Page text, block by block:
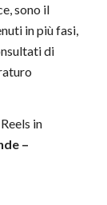
sono il
in più fasi,
di
in
–